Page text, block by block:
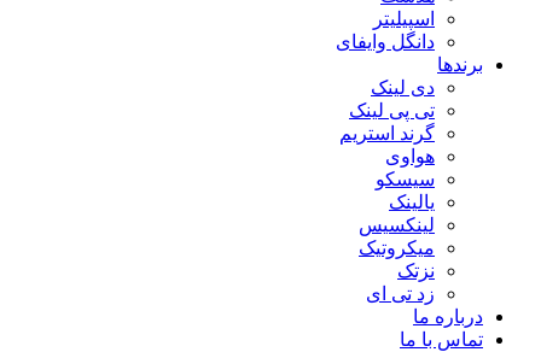
اسپیلیتر
دانگل وایفای
برندها
دی لینک
تی پی لینک
گرند استریم
هواوی
سیسکو
یالینک
لینکسیس
میکروتیک
نزتک
زد تی ای
درباره ما
تماس با ما